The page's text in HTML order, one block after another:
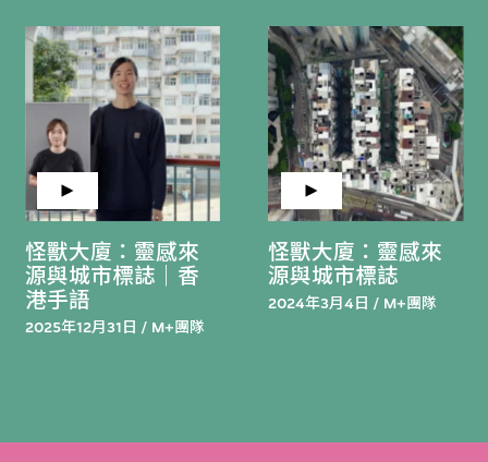
怪獸大廈：靈感來
源與城市標誌｜香
港手語
2025年12月31日 / M+團隊
怪獸大廈：靈感來
源與城市標誌
2024年3月4日 / M+團隊